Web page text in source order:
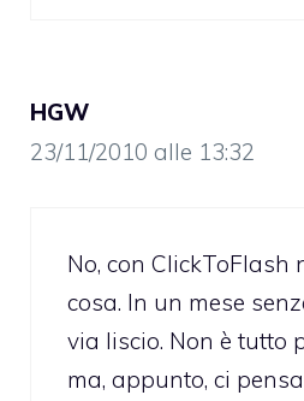
HGW
23/11/2010 alle 13:32
No, con ClickToFlash
cosa. In un mese
via liscio. Non è tutto
ma, appunto, ci